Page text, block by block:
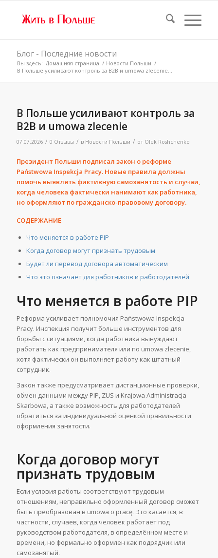
Блог - Последние новости
Вы здесь: Домашняя страница / Новости Польши /
В Польше усиливают контроль за B2B и umowa zlecenie...
В Польше усиливают контроль за
B2B и umowa zlecenie
07.07.2026 / 0 Отзывы / в Новости Польши / от Olek Roshchenko
Президент Польши подписал закон о реформе
Państwowa Inspekcja Pracy. Новые правила должны
помочь выявлять фиктивную самозанятость и случаи,
когда человека фактически нанимают как работника,
но оформляют по гражданско-правовому договору.
СОДЕРЖАНИЕ
Что меняется в работе PIP
Когда договор могут признать трудовым
Будет ли перевод договора автоматическим
Что это означает для работников и работодателей
Что меняется в работе PIP
Реформа усиливает полномочия Państwowa Inspekcja
Pracy. Инспекция получит больше инструментов для
борьбы с ситуациями, когда работника вынуждают
работать как предпринимателя или по umowa zlecenie,
хотя фактически он выполняет работу как штатный
сотрудник.
Закон также предусматривает дистанционные проверки,
обмен данными между PIP, ZUS и Krajowa Administracja
Skarbowa, а также возможность для работодателей
обратиться за индивидуальной оценкой правильности
оформления занятости.
Когда договор могут
признать трудовым
Если условия работы соответствуют трудовым
отношениям, неправильно оформленный договор сможет
быть преобразован в umowa o pracę. Это касается, в
частности, случаев, когда человек работает под
руководством работодателя, в определённом месте и
времени, но формально оформлен как подрядчик или
самозанятый.